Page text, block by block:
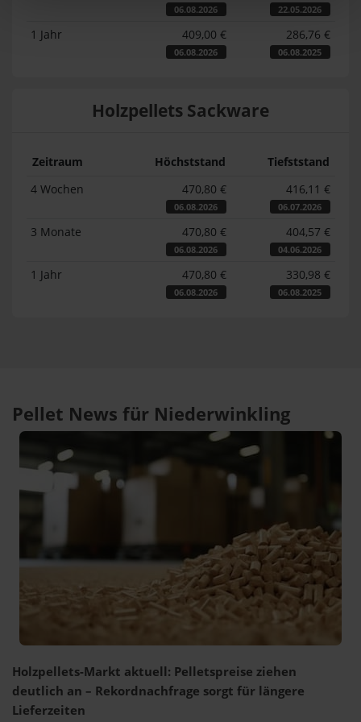
06.08.2026 22.05.2026
1 Jahr 409,00 €
06.08.2026
286,76 €
06.08.2025
Holzpellets Sackware
Zeitraum Höchststand
Tiefststand
4 Wochen
470,80 €
06.08.2026
416,11 €
06.07.2026
3 Monate 470,80 €
06.08.2026
404,57 €
04.06.2026
1 Jahr 470,80 €
06.08.2026
330,98 €
06.08.2025
Pellet News für Niederwinkling
Holzpellets-Markt aktuell: Pelletspreise ziehen
deutlich an – Rekordnachfrage sorgt für längere
Lieferzeiten